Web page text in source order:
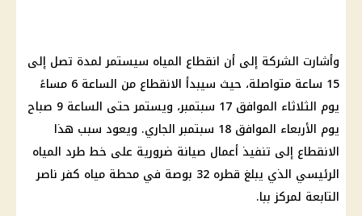
وأشارت الشركة إلى أن انقطاع المياه سيستمر لمدة تصل إلى
15 ساعة متواصلة، حيث سيبدأ الانقطاع من الساعة 6 مساءً
يوم الثلاثاء الموافق 17 سبتمبر، ويستمر حتى الساعة 9 صباح
يوم الأربعاء الموافق 18 سبتمبر الجاري. ويعود سبب هذا
الانقطاع إلى تنفيذ أعمال صيانة ضرورية على خط طرد المياه
الرئيسي الذي يبلغ قطره 32 بوصة في محطة مياه كفر ناصر
التابعة لمركز ببا.